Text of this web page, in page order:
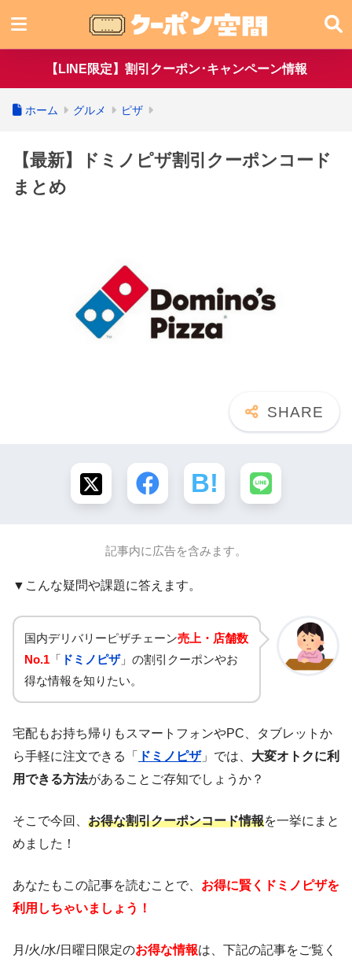
【LINE限定】割引クーポン･キャンペーン情報
ホーム グルメ ピザ
【最新】ドミノピザ割引クーポンコード
まとめ
記事内に広告を含みます。
▼こんな疑問や課題に答えます。
国内デリバリーピザチェーン売上・店舗数
No.1 「 ドミノピザ」の割引クーポンやお
得な情報を知りたい。
宅配もお持ち帰りもスマートフォンやPC、タブレットか
ら手軽に注文できる「
ドミノピザ」では、 大変オトクに利
用できる方法があることご存知でしょうか？
そこで今回、 お得な割引クーポンコード情報を一挙にまと
めました！
あなたもこの記事を読むことで、 お得に賢くドミノピザを
利用しちゃいましょう！
月/火/水/日曜日限定のお得な情報は、下記の記事をご覧く